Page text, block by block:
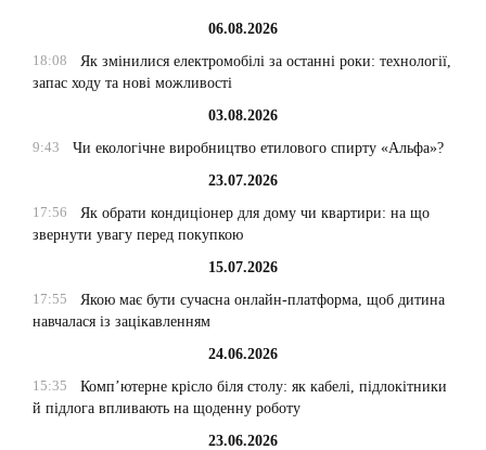
06.08.2026
18:08
Як змінилися електромобілі за останні роки: технології,
запас ходу та нові можливості
03.08.2026
9:43
Чи екологічне виробництво етилового спирту «Альфа»?
23.07.2026
17:56
Як обрати кондиціонер для дому чи квартири: на що
звернути увагу перед покупкою
15.07.2026
17:55
Якою має бути сучасна онлайн-платформа, щоб дитина
навчалася із зацікавленням
24.06.2026
15:35
Комп’ютерне крісло біля столу: як кабелі, підлокітники
й підлога впливають на щоденну роботу
23.06.2026